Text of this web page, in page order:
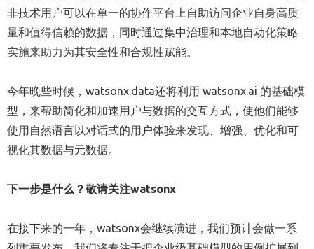
非技术用户可以在单一的协作平台上自助访问企业自身高质
量和值得信赖的数据，同时通过集中治理和本地自动化策略
实施来助力为其安全性和合规性赋能。
今年晚些时候，watsonx.data还将利用 watsonx.ai 的基础模
型，来帮助简化和加速用户与数据的交互方式，使他们能够
使用自然语言以对话式的用户体验来发现、增强、优化和可
视化其数据与元数据。
下一步是什么？敬请关注watsonx
在接下来的一年，watsonx会继续演进，我们预计会做一系